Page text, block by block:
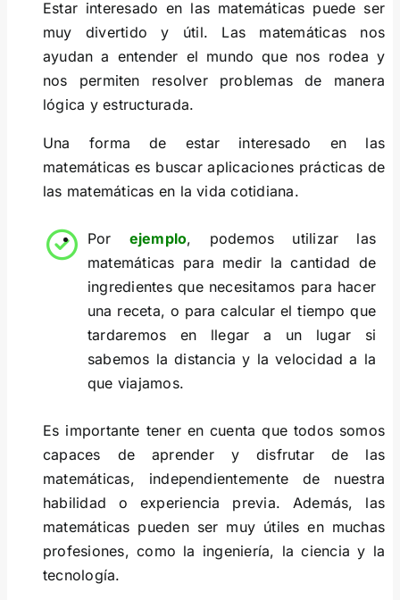
Estar interesado en las matemáticas puede ser
muy divertido y útil. Las matemáticas nos
ayudan a entender el mundo que nos rodea y
nos permiten resolver problemas de manera
lógica y estructurada.
Una forma de estar interesado en las
matemáticas es buscar aplicaciones prácticas de
las matemáticas en la vida cotidiana.
Por ejemplo, podemos utilizar las
matemáticas para medir la cantidad de
ingredientes que necesitamos para hacer
una receta, o para calcular el tiempo que
tardaremos en llegar a un lugar si
sabemos la distancia y la velocidad a la
que viajamos.
Es importante tener en cuenta que todos somos
capaces de aprender y disfrutar de las
matemáticas, independientemente de nuestra
habilidad o experiencia previa. Además, las
matemáticas pueden ser muy útiles en muchas
profesiones, como la ingeniería, la ciencia y la
tecnología.